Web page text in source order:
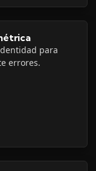
para
errores.